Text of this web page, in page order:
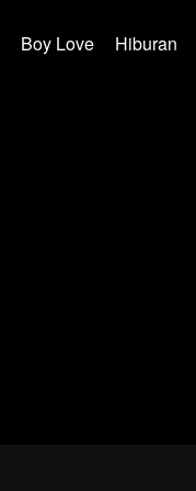
Boy Love Hiburan